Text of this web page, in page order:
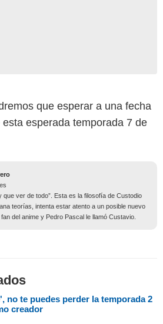
que esperar a una fecha
esperada temporada 7 de
que ver de todo”. Esta es la filosofía de Custodio
teorías, intenta estar atento a un posible nuevo
del anime y Pedro Pascal le llamó Custavio.
no te puedes perder la temporada 2
creador